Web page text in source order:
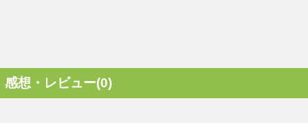
感想・レビュー(0)